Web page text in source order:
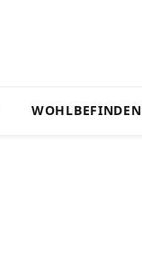
WOHLBEFINDEN